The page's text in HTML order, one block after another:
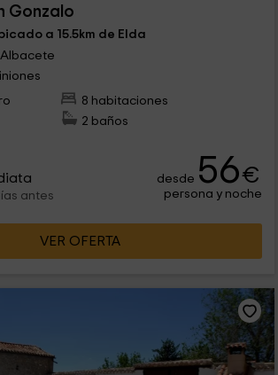
Gonzalo
a 15.5km de Elda
8 habitaciones
2 baños
antes
desde 56€
persona y noche
VER OFERTA